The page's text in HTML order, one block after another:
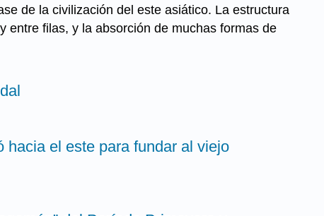
de la civilización del este asiático. La estructura
entre filas, y la absorción de muchas formas de
hacia el este para fundar al viejo